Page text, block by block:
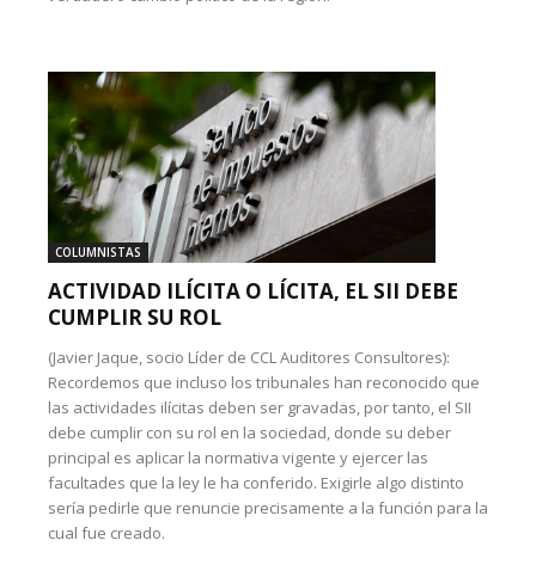
COLUMNISTAS
ACTIVIDAD ILÍCITA O LÍCITA, EL SII DEBE
CUMPLIR SU ROL
(Javier Jaque, socio Líder de CCL Auditores Consultores):
Recordemos que incluso los tribunales han reconocido que
las actividades ilícitas deben ser gravadas, por tanto, el SII
debe cumplir con su rol en la sociedad, donde su deber
principal es aplicar la normativa vigente y ejercer las
facultades que la ley le ha conferido. Exigirle algo distinto
sería pedirle que renuncie precisamente a la función para la
cual fue creado.